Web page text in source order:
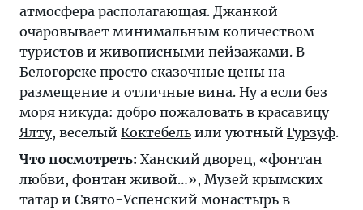
атмосфера располагающая. Джанкой
очаровывает минимальным количеством
туристов и живописными пейзажами. В
Белогорске просто сказочные цены на
размещение и отличные вина. Ну а если без
моря никуда: добро пожаловать в красавицу
Ялту, веселый Коктебель или уютный Гурзуф.
Что посмотреть: Ханский дворец, «фонтан
любви, фонтан живой…», Музей крымских
татар и Свято-Успенский монастырь в